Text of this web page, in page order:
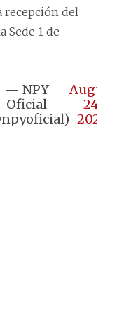
recepción del
Sede 1 de
— NPY
Oficial
August
24,
2023